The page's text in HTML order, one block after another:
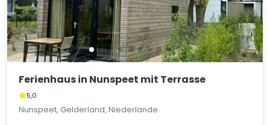
Ferienhaus in Nunspeet mit Terrasse
5,0
Nunspeet, Gelderland, Niederlande